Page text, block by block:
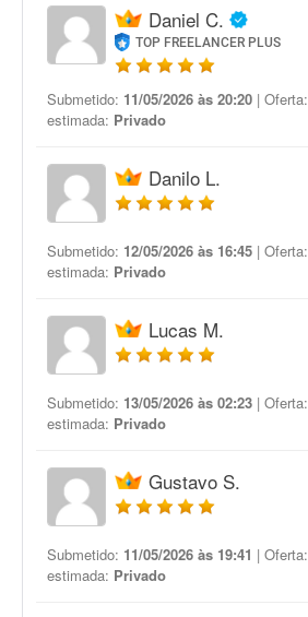
Daniel C.
TOP FREELANCER PLUS
Submetido: 11/05/2026 às 20:20 | Oferta:
estimada: Privado
Danilo L.
Submetido: 12/05/2026 às 16:45 | Oferta:
estimada: Privado
Lucas M.
Submetido: 13/05/2026 às 02:23 | Oferta:
estimada: Privado
Gustavo S.
Submetido: 11/05/2026 às 19:41 | Oferta:
estimada: Privado